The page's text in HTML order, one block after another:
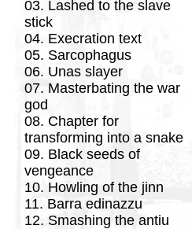
03. Lashed to the slave
stick
04. Execration text
05. Sarcophagus
06. Unas slayer
07. Masterbating the war
god
08. Chapter for
transforming into a snake
09. Black seeds of
vengeance
10. Howling of the jinn
11. Barra edinazzu
12. Smashing the antiu